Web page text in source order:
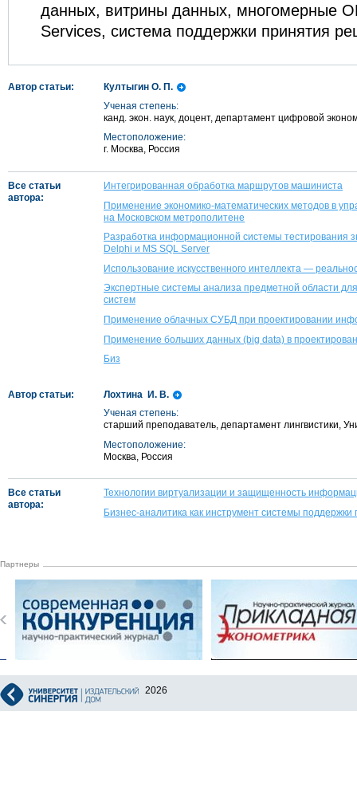
данных, витрины данных, многомерные
Services, система поддержки принятия
Автор статьи:
Култыгин О. П.
Ученая степень:
канд. экон. наук, доцент, департамент цифровой
Местоположение:
г. Москва, Россия
Все статьи
автора:
Интегрированная обработка маршрутов машиниста
Применение экономико-математических методов в
на Московском метрополитене
Разработка информационной системы тестирования
Delphi и MS SQL Server
Использование искусственного интеллекта —
Экспертные системы анализа предметной области
систем
Применение облачных СУБД при проектировании
Применение больших данных (big data) в
Биз
Автор статьи:
Лохтина И. В.
Ученая степень:
старший преподаватель, департамент лингвистики,
Местоположение:
Москва, Россия
Все статьи
автора:
Технологии виртуализации и защищенность
Бизнес-аналитика как инструмент системы
Партнеры
2026